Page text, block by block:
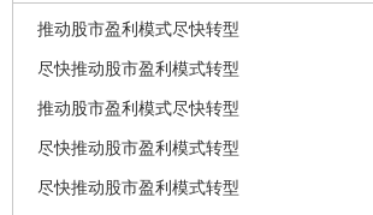
推动股市盈利模式尽快转型
尽快推动股市盈利模式转型
推动股市盈利模式尽快转型
尽快推动股市盈利模式转型
尽快推动股市盈利模式转型